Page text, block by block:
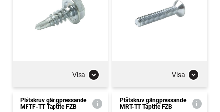
Visa Visa
Plåtskruv gängpressande
MFTF-TT Taptite FZB
Plåtskruv gängpressande
MRT-TT Taptite FZB